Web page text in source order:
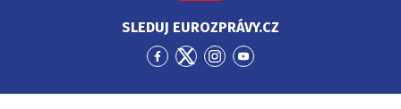
SLEDUJ EUROZPRÁVY.CZ
Přejít
Facebook
Přejít
Twitter
Přejít
Instagram
Přejít
YouTube